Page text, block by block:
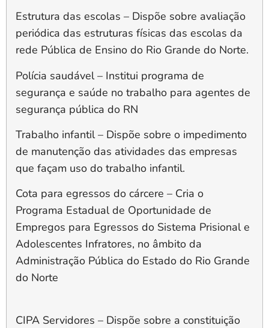
Estrutura das escolas – Dispõe sobre avaliação
periódica das estruturas físicas das escolas da
rede Pública de Ensino do Rio Grande do Norte.
Polícia saudável– Institui programa de
segurança e saúde no trabalho para agentes de
segurança pública do RN
Trabalho infantil– Dispõe sobre o impedimento
de manutenção das atividades das empresas
que façam uso do trabalho infantil.
Cota para egressos do cárcere – Cria o
Programa Estadual de Oportunidade de
Empregos para Egressos do Sistema Prisional e
Adolescentes Infratores, no âmbito da
Administração Pública do Estado do Rio Grande
do Norte
CIPA Servidores – Dispõe sobre a constituição